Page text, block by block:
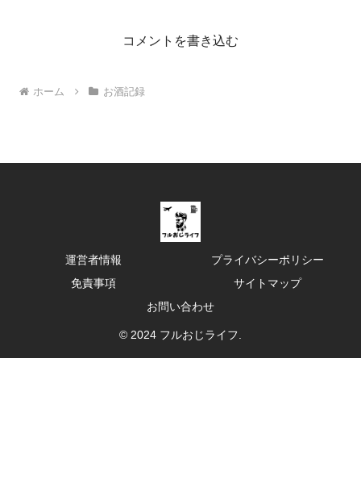
コメントを書き込む
ホーム お酒記録
運営者情報
プライバシーポリシー
免責事項
サイトマップ
お問い合わせ
© 2024 フルおじライフ.